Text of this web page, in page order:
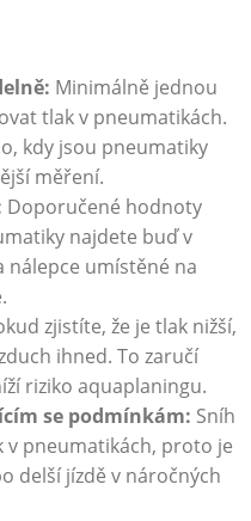
Minimálně jednou
tlak v pneumatikách.
kdy jsou pneumatiky
měření.
Doporučené hodnoty
najdete buď v
nálepce umístěné na
zjistíte, že je tlak nižší,
ihned. To zaručí
riziko aquaplaningu.
se podmínkám: Sníh
v pneumatikách, proto je
delší jízdě v náročných